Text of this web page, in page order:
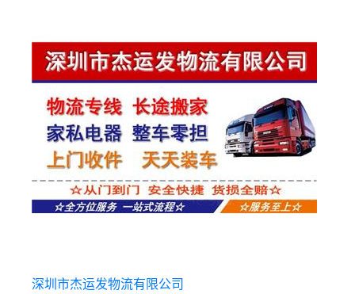
深圳市杰运发物流有限公司